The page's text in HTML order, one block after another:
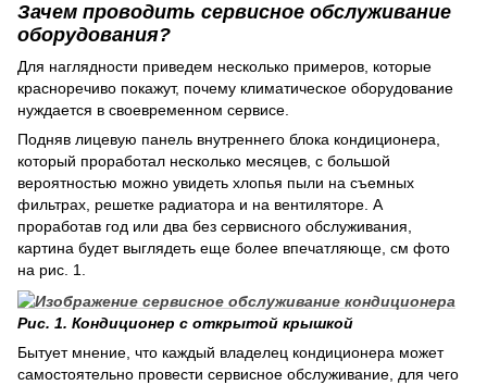
Зачем проводить сервисное обслуживание
оборудования?
Для наглядности приведем несколько примеров, которые
красноречиво покажут, почему климатическое оборудование
нуждается в своевременном сервисе.
Подняв лицевую панель внутреннего блока кондиционера,
который проработал несколько месяцев, с большой
вероятностью можно увидеть хлопья пыли на съемных
фильтрах, решетке радиатора и на вентиляторе. А
проработав год или два без сервисного обслуживания,
картина будет выглядеть еще более впечатляюще, см фото
на рис. 1.
Рис. 1. Кондиционер с открытой крышкой
Бытует мнение, что каждый владелец кондиционера может
самостоятельно провести сервисное обслуживание, для чего